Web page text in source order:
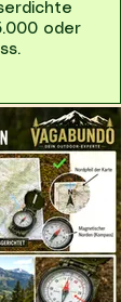
oder